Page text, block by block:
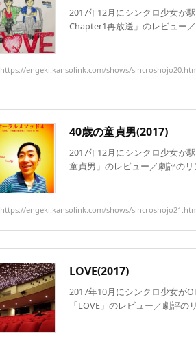
2017年12月にシンクロ少女が
Chapter1再放送」のレビュー
https://engeki.kansolink.com/shows/
40歳の童貞男(2017)
2017年12月にシンクロ少女が
童貞男」のレビュー／劇評の
https://engeki.kansolink.com/shows/
LOVE(2017)
2017年10月にシンクロ少女が
「LOVE」のレビュー／劇評の